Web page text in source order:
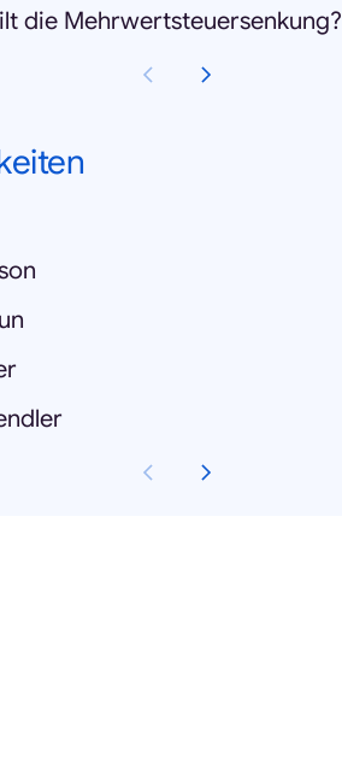
die Mehrwertsteuersenkung?